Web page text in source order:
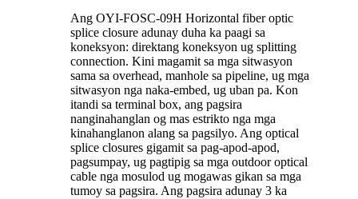
Ang OYI-FOSC-09H Horizontal fiber optic
splice closure adunay duha ka paagi sa
koneksyon: direktang koneksyon ug splitting
connection. Kini magamit sa mga sitwasyon
sama sa overhead, manhole sa pipeline, ug mga
sitwasyon nga naka-embed, ug uban pa. Kon
itandi sa terminal box, ang pagsira
nanginahanglan og mas estrikto nga mga
kinahanglanon alang sa pagsilyo. Ang optical
splice closures gigamit sa pag-apod-apod,
pagsumpay, ug pagtipig sa mga outdoor optical
cable nga mosulod ug mogawas gikan sa mga
tumoy sa pagsira. Ang pagsira adunay 3 ka